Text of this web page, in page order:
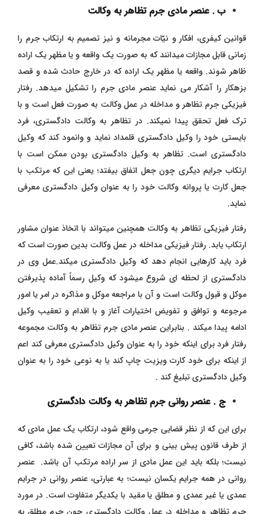
ب . عنصر مادی جرم تظاهر به وکالت
قوانین کیفری، افکار و نیّات مجرمانه و نیز تصمیم به ارتکاب جرم را
زمانی قابل مجازات میدانند که به صورت یک واقعه و یا مظهر یک اراده
ظاهر شوند. واقعه یا مظهر یک اراده که در خارج حادث شده و قصد
بزهکار را آشکار می نماید عنصر مادی جرم را تشکیل میدهد. رفتار
فیزیکی جرم تظاهر و مداخله در عمل وکالت به صورت فعل است و با
ترک فعل تحقق پیدا نمیکند. در تظاهر به وکالت دادگستری، فرد
بایستی خود را وکیل دادگستری قلمداد نماید و وانمود کند که وکیل
دادگستری است. تظاهر به وکیل دادگستری بودن ممکن است با
ارتکاب جرایم دیگری چون جعل اتفاق بیفتد؛ یعنی این که مرتکب با
جعل کارت یا پروانه وکالت خود را به عنوان وکیل دادگستری معرفی
نماید.
رفتار فیزیکی تظاهر به وکالت همچنین میتواند با اتخاذ عنوان مشاور
ارتکاب یابد. رفتار فیزیکی مداخله در عمل وکالت بدین صورت است که
فرد باید کارهایی انجام دهد که وکیل دادگستری میکند.عمل وی در
دادگستری از لحظه ای شروع میشود که وکیل رسماً آماده پذیرفتن
موکل و قبول وکالت است و آن با مراجعه موکل و مذاکره در امر یا امور
مرجوعه و توافق و تفویض اختیارات آغاز و با اقدام و تعقیب وکیل
ادامه پیدا میکند . بنابراین عنصر مادی جرم تظاهر به وکالت مجموعه
رفتار فرد برای اینکه خود را به عنوان وکیل دادگستری معرفی کند اعم
از اینکه برای خود کارت ویزیت چاپ کند یا به نوعی خود را به عنوان
وکیل دادگستری تبلیغ کند .
ج . عنصر روانی جرم تظاهر به وکالت دادگستری
برای این که از نظر قضایی جرمی واقع شود، ارتکاب یک عمل مادی که
از طرف قانون پیش بینی و برای آن مجازات تعیین شده باشد، کافی
نیست؛ بلکه باید این عمل مادی از سر اراده مرتکب آن باشد. عنصر
روانی در همه جرایم یکسان نیست؛ به عبارتی، عنصر روانی در جرایم
عمدی یا غیر عمدی و مطلق یا مقید با یکدیگر متفاوت است. در مورد